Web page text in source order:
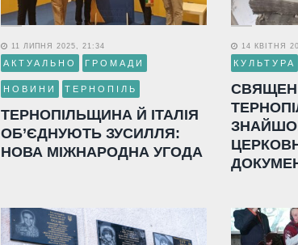
11 ЛИПНЯ 2025, 21:34
АКТУАЛЬНО ГРОМАДИ
НОВИНИ ТЕРНОПІЛЬ
ТЕРНОПІЛЬЩИНА Й ІТАЛІЯ
ОБ’ЄДНУЮТЬ ЗУСИЛЛЯ:
НОВА МІЖНАРОДНА УГОДА
14 КВІТНЯ
КУЛЬТУРА